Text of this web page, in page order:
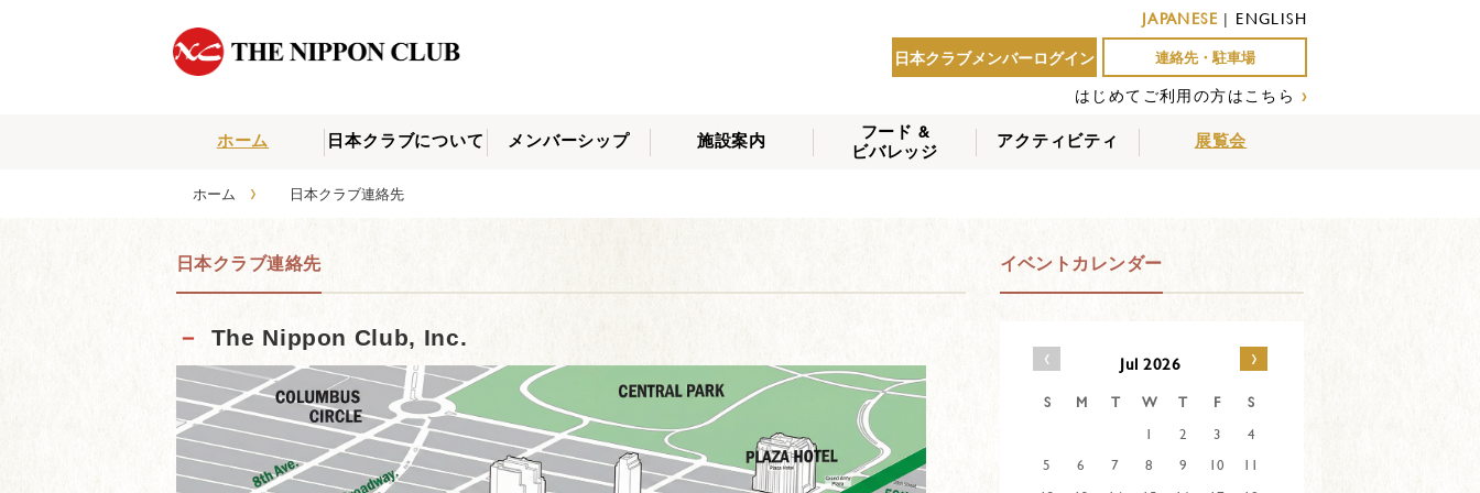
JAPANESE| ENGLISH
日本クラブメンバーログイン
連絡先・駐車場
はじめてご利用の方はこちら ›
ホーム
日本クラブについて メンバーシップ 施設案内
フード &
ビバレッジ
アクティビティ 展覧会
ホーム › 日本クラブ連絡先
日本クラブ連絡先
－ The Nippon Club, Inc.
イベントカレンダー
‹ Jul 2026 ›
S M T W T F
S
1
2 3
4
5
6 7 8 9 10
11